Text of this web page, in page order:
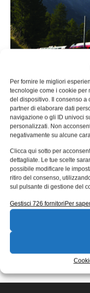
Per fornire le migliori
tecnologie come i cookie per
del dispositivo. Il consenso a
partner di elaborare dati
navigazione o gli ID univoci
personalizzati. Non
negativamente su alcune
Clicca qui sotto per
dettagliate. Le tue scelte
possibile modificare le
ritiro del consenso,
sul pulsante di gestione del
Gestisci 726 fornitoriPer
Da Eaton un
ferroviarie
Eaton annuncia il
100R4 ad elevata
gamma di
Redazione 13/06/2019
ISCRIVITI ALLA